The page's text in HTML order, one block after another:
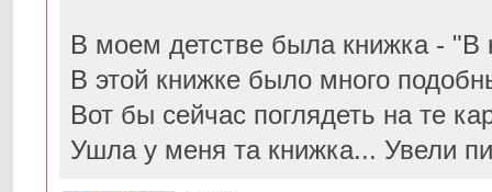
В моем детстве была книжка - "В
В этой книжке было много
Вот бы сейчас поглядеть на те
Ушла у меня та книжка... Увели